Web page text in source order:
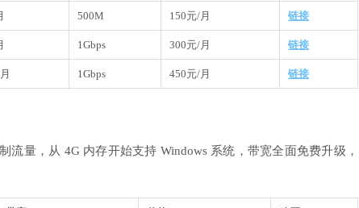
500M 150元/月 链接
1Gbps 300元/月 链接
1Gbps 450元/月 链接
流量，从 4G 内存开始支持 Windows 系统，带宽全面免费升级，